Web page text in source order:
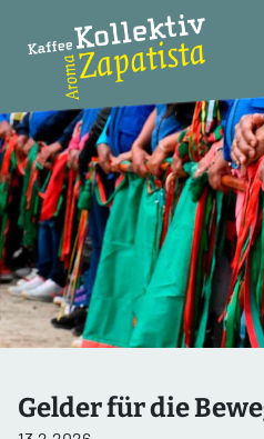
Gelder für die